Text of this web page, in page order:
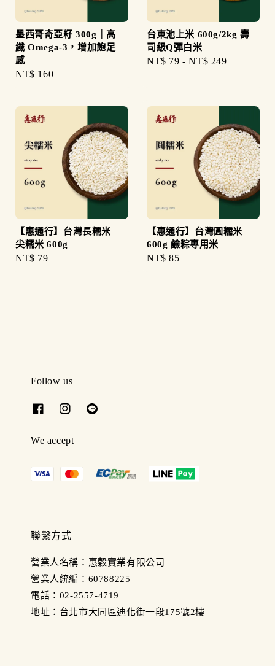
墨西哥奇亞籽 300g｜高
纖 Omega-3，增加飽足
感
Regular
NT$ 160
台東池上米 600g/2kg 壽
司級Q彈白米
Regular
NT$ 79 -NT$ 249
【惠通行】台灣長糯米
尖糯米 600g
Regular
NT$ 79
【惠通行】台灣圓糯米
600g 鹼粽專用米
Regular
NT$ 85
Follow us
We accept
聯繫方式
營業人名稱：惠穀實業有限公司
營業人統編：60788225
電話：02-2557-4719
地址：台北市大同區迪化街一段175號2樓